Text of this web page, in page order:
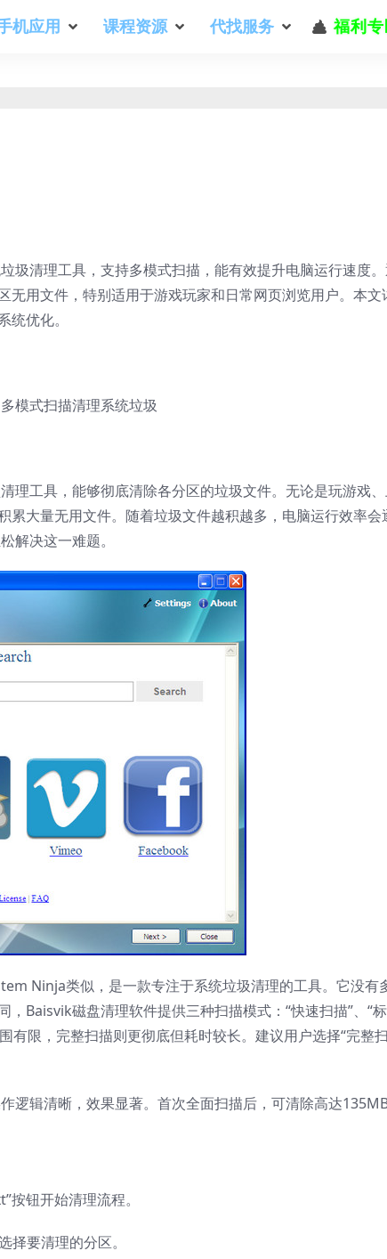
机应用 课程资源 代找服务 福利
圾清理工具，支持多模式扫描，能有效提升电脑运行速度。
无用文件，特别适用于游戏玩家和日常网页浏览用户。本文
优化。
模式扫描清理系统垃圾
理工具，能够彻底清除各分区的垃圾文件。无论是玩游戏
累大量无用文件。随着垃圾文件越积越多，电脑运行效率会
解决这一难题。
Ninja类似，是一款专注于系统垃圾清理的工具。它没有
Baisvik磁盘清理软件提供三种扫描模式：“快速扫描”、“
有限，完整扫描则更彻底但耗时较长。建议用户选择“完整
逻辑清晰，效果显著。首次全面扫描后，可清除高达
按钮开始清理流程。
要清理的分区。